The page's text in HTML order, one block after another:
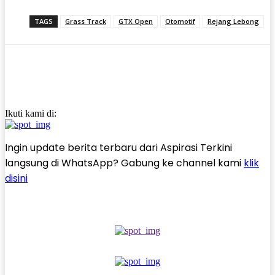
TAGS Grass Track GTX Open Otomotif Rejang Lebong
Ikuti kami di:
Ingin update berita terbaru dari Aspirasi Terkini
langsung di WhatsApp? Gabung ke channel kami klik
disini